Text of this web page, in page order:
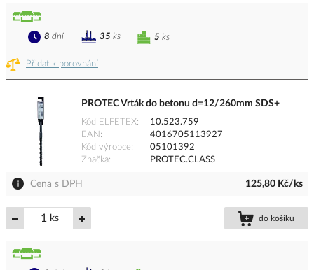
Přidat k porovnání
5 ks
8 dní 35 ks
PROTEC Vrták do betonu d=12/260mm SDS+
Kód ELFETEX
10.523.759
EAN
4016705113927
Kód výrobce
05101392
Značka
PROTEC.CLASS
Cena s DPH 125,80 Kč/ks
ks do košíku